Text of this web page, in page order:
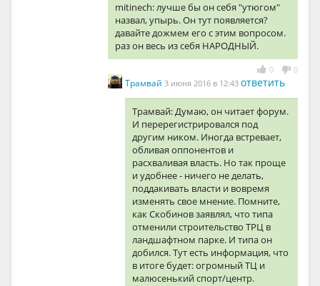
mitinech: лучше бы он себя "утюгом"
назвал, упырь. Он тут появляется?
давайте дожмем его с этим вопросом.
раз он весь из себя НАРОДНЫЙ.
0 0
Трамвай 3 июня 2016 в 12:43 ответить
Трамвай: Думаю, он читает форум.
И перерегистрировался под
другим ником. Иногда встревает,
обливая оппонентов и
расхваливая власть. Но так проще
и удобнее - ничего не делать,
поддакивать власти и вовремя
изменять свое мнение. Помните,
как Скобинов заявлял, что типа
отменили строительство ТРЦ в
ландшафтном парке. И типа он
добился. Тут есть информация, что
в итоге будет: огромный ТЦ и
малюсенький спорт/центр.